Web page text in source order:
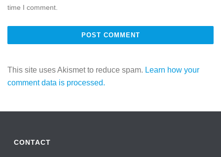
time I comment.
This site uses Akismet to reduce spam. Learn how your
comment data is processed.
CONTACT